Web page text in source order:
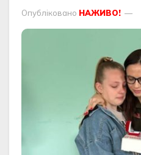
Опубліковано НАЖИВО!